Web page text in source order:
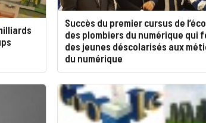
Succès du premier cursus de
des plombiers du numérique qui
des jeunes déscolarisés aux
du numérique